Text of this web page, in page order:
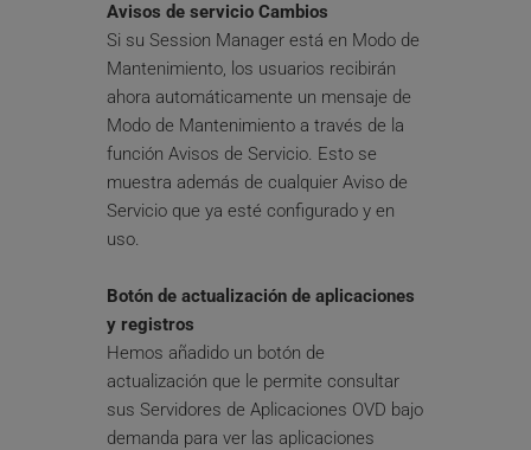
Avisos de servicio Cambios
Si su Session Manager está en Modo de
Mantenimiento, los usuarios recibirán
ahora automáticamente un mensaje de
Modo de Mantenimiento a través de la
función Avisos de Servicio. Esto se
muestra además de cualquier Aviso de
Servicio que ya esté configurado y en
uso.
Botón de actualización de aplicaciones
y registros
Hemos añadido un botón de
actualización que le permite consultar
sus Servidores de Aplicaciones OVD bajo
demanda para ver las aplicaciones